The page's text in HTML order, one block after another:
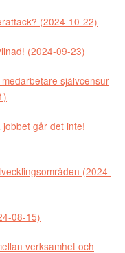
(2024-10-22)
(2024-09-23)
självcensur
går det inte!
(2024-
08-15)
verksamhet och